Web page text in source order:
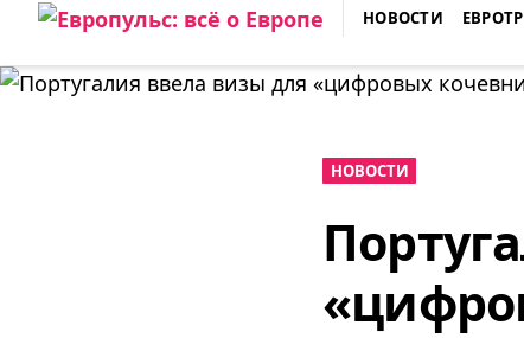
Skip
contentЕВРОПУЛЬС: ВСЁ О ЕВРОПЕ
НОВОСТИ
НОВОСТИ